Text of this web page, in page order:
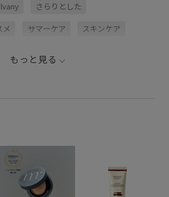
さらりとした
メ サマーケア スキンケア
もっと見る